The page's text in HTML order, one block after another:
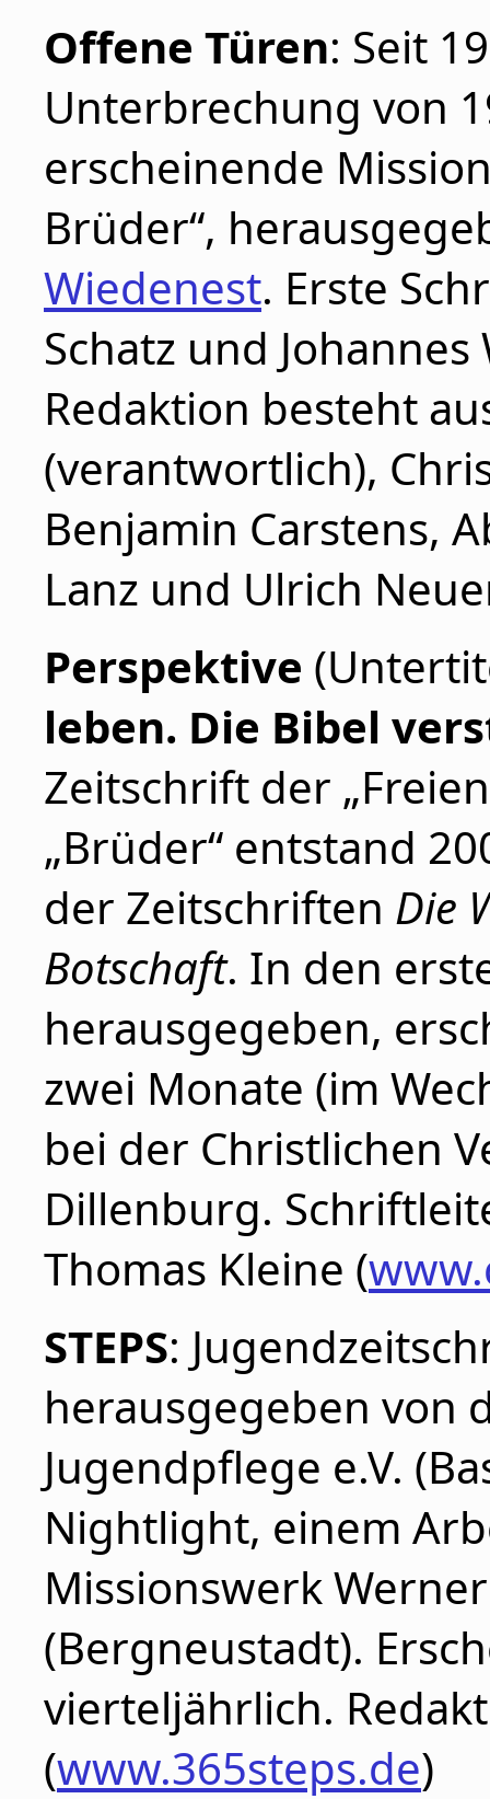
Offene Türen: Seit
Unterbrechung von
erscheinende
Brüder“,
Wiedenest. Erste
Schatz und
Redaktion besteht
(verantwortlich),
Benjamin Carstens,
Lanz und Ulrich
Perspektive
leben. Die Bibel
Zeitschrift der
„Brüder“ entstand
der Zeitschriften Die
Botschaft. In den
herausgegeben,
zwei Monate (im
bei der Christlichen
Dillenburg.
Thomas Kleine (
STEPS:
herausgegeben von
Jugendpflege e.V.
Nightlight, einem
Missionswerk
(Bergneustadt).
vierteljährlich.
(www.365steps.de)